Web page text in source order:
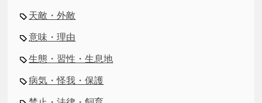
天敵・外敵
意味・理由
生態・習性・生息地
病気・怪我・保護